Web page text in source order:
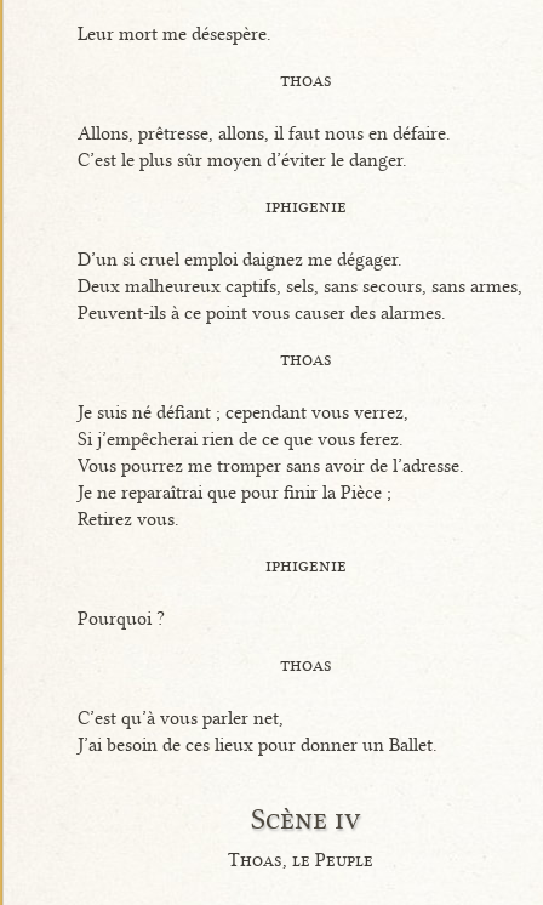
Leur mort me désespère.
thoas
Allons, prêtresse, allons, il faut nous en défaire.
C’est le plus sûr moyen d’éviter le danger.
iphigenie
D’un si cruel emploi daignez me dégager.
Deux malheureux captifs, sels, sans secours, sans armes,
Peuvent-ils à ce point vous causer des alarmes.
thoas
Je suis né défiant ; cependant vous verrez,
Si j’empêcherai rien de ce que vous ferez.
Vous pourrez me tromper sans avoir de l’adresse.
Je ne reparaîtrai que pour finir la Pièce ;
Retirez vous.
iphigenie
Pourquoi ?
thoas
C’est qu’à vous parler net,
J’ai besoin de ces lieux pour donner un Ballet.
Scène iv
Thoas, le Peuple